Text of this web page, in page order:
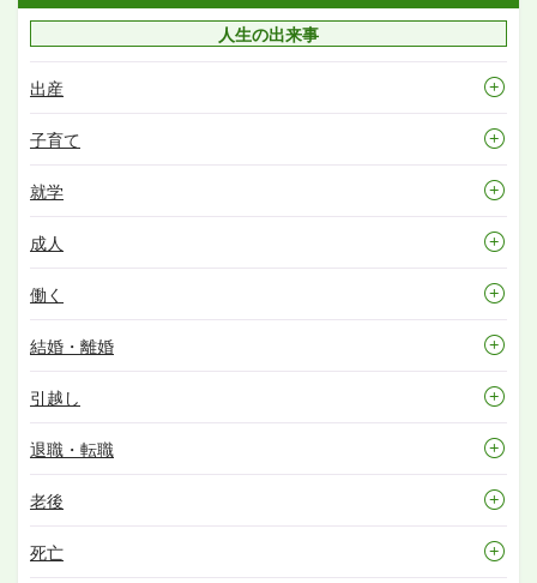
人生の出来事
出産
子育て
就学
成人
働く
結婚・離婚
引越し
退職・転職
老後
死亡